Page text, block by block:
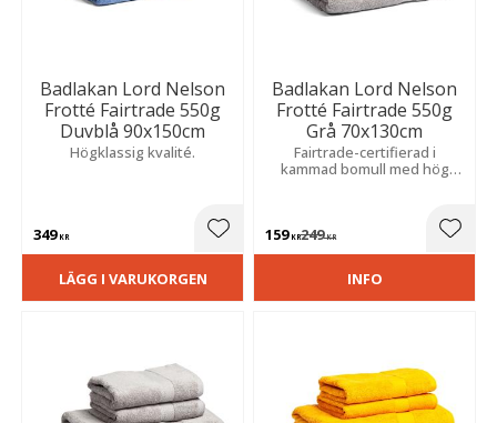
Badlakan Lord Nelson
Frotté Fairtrade 550g
Duvblå 90x150cm
Högklassig kvalité.
349KR Lägg till i favoriter
LÄGG I VARUKORGEN
Badlakan Lord Nelson
Frotté Fairtrade 550g
Grå 70x130cm
Fairtrade-certifierad i
kammad bomull med hög
159KR249KR
INFO